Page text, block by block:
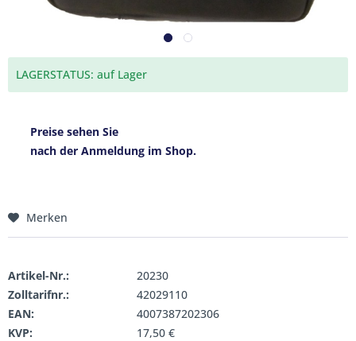
LAGERSTATUS: auf Lager
Preise sehen Sie
nach der Anmeldung im Shop.
Merken
Artikel-Nr.:
20230
Zolltarifnr.:
42029110
EAN:
4007387202306
KVP:
17,50 €